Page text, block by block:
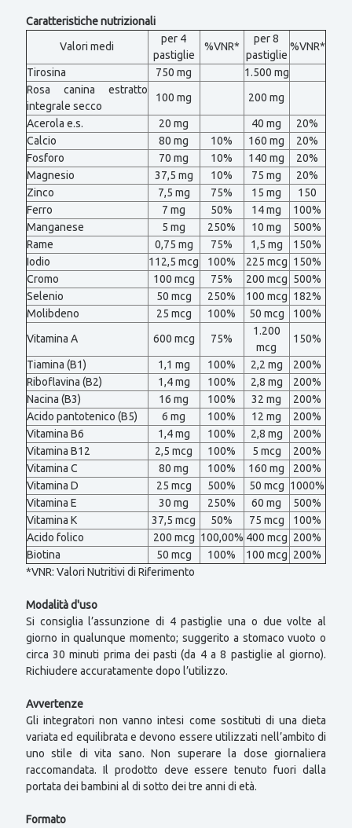
Caratteristiche nutrizionali
Valori medi
per 4
pastiglie
%VNR*
per 8
pastiglie
%VNR*
Tirosina 750 mg
1.500 mg
Rosa canina estratto
integrale secco
100 mg 200 mg
Acerola e.s. 20 mg 40 mg
20%
Calcio
80 mg 10% 160 mg
20%
Fosforo
70 mg 10% 140 mg
20%
Magnesio
37,5 mg 10% 75 mg
20%
Zinco
7,5 mg 75% 15 mg
150
Ferro
7 mg 50% 14 mg
100%
Manganese
5 mg 250% 10 mg
500%
Rame
0,75 mg 75% 1,5 mg
150%
Iodio
112,5 mcg 100% 225 mcg 150%
Cromo
100 mcg 75% 200 mcg 500%
Selenio
50 mcg 250% 100 mcg 182%
Molibdeno
25 mcg 100% 50 mcg
100%
Vitamina A
600 mcg 75%
1.200
mcg
150%
Tiamina (B1) 1,1 mg 100% 2,2 mg
200%
Riboflavina (B2)
1,4 mg 100% 2,8 mg
200%
Nacina (B3)
16 mg 100% 32 mg
200%
Acido pantotenico (B5)
6 mg 100% 12 mg
200%
Vitamina B6
1,4 mg 100% 2,8 mg
200%
Vitamina B12
2,5 mcg 100% 5 mcg
200%
Vitamina C
80 mg 100% 160 mg
200%
Vitamina D
25 mcg 500% 50 mcg 1000%
Vitamina E
30 mg 250% 60 mg
500%
Vitamina K
37,5 mcg 50% 75 mcg
100%
Acido folico
200 mcg 100,00% 400 mcg 200%
Biotina
50 mcg 100% 100 mcg 200%
*VNR: Valori Nutritivi di Riferimento
Modalità d'uso
Si consiglia l’assunzione di 4 pastiglie una o due volte al
giorno in qualunque momento; suggerito a stomaco vuoto o
circa 30 minuti prima dei pasti (da 4 a 8 pastiglie al giorno).
Richiudere accuratamente dopo l’utilizzo.
Avvertenze
Gli integratori non vanno intesi come sostituti di una dieta
variata ed equilibrata e devono essere utilizzati nell’ambito di
uno stile di vita sano. Non superare la dose giornaliera
raccomandata. Il prodotto deve essere tenuto fuori dalla
portata dei bambini al di sotto dei tre anni di età.
Formato